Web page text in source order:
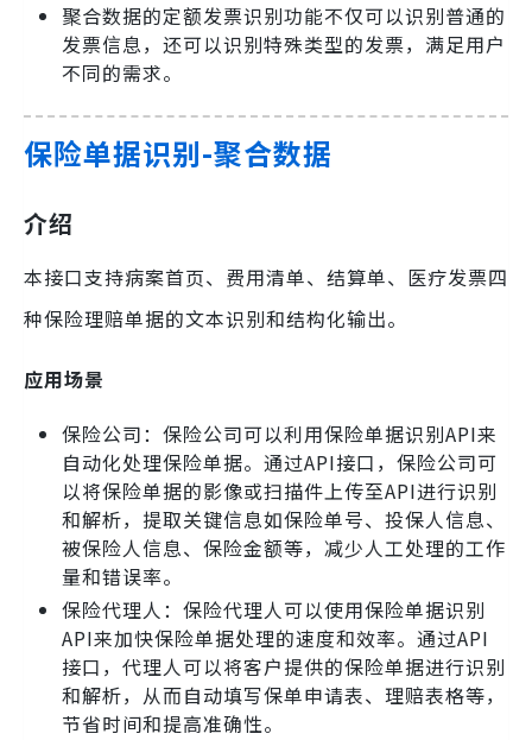
聚合数据的定额发票识别功能不仅可以识别普通的
发票信息，还可以识别特殊类型的发票，满足用户
不同的需求。
保险单据识别-聚合数据
介绍
本接口支持病案首页、费用清单、结算单、医疗发票四
种保险理赔单据的文本识别和结构化输出。
应用场景
保险公司：保险公司可以利用保险单据识别API来
自动化处理保险单据。通过API接口，保险公司可
以将保险单据的影像或扫描件上传至API进行识别
和解析，提取关键信息如保险单号、投保人信息、
被保险人信息、保险金额等，减少人工处理的工作
量和错误率。
保险代理人：保险代理人可以使用保险单据识别
API来加快保险单据处理的速度和效率。通过API
接口，代理人可以将客户提供的保险单据进行识别
和解析，从而自动填写保单申请表、理赔表格等，
节省时间和提高准确性。